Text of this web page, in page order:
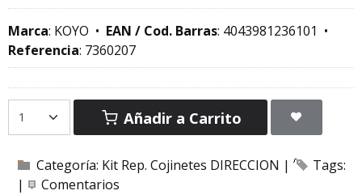
Marca: KOYO • EAN / Cod. Barras: 4043981236101 •
Referencia: 7360207
Añadir a Carrito
Categoría: Kit Rep. Cojinetes DIRECCION |
Tags:
|
Comentarios